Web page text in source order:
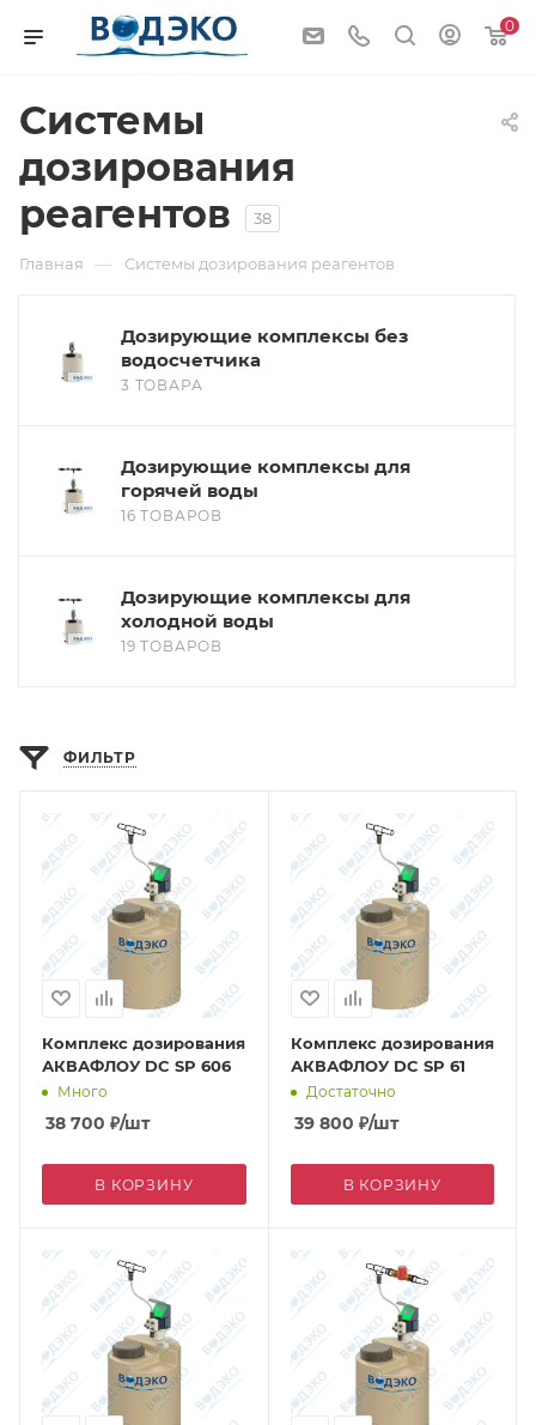
0
Системы
дозирования
реагентов
38
Главная — Системы дозирования реагентов
Дозирующие комплексы без
водосчетчика
3 ТОВАРА
Дозирующие комплексы для
горячей воды
16 ТОВАРОВ
Дозирующие комплексы для
холодной воды
19 ТОВАРОВ
ФИЛЬТР
Комплекс дозирования
АКВАФЛОУ DC SP 606
Много
38 700 ₽/шт
В КОРЗИНУ
Комплекс дозирования
АКВАФЛОУ DC SP 61
Достаточно
39 800 ₽/шт
В КОРЗИНУ